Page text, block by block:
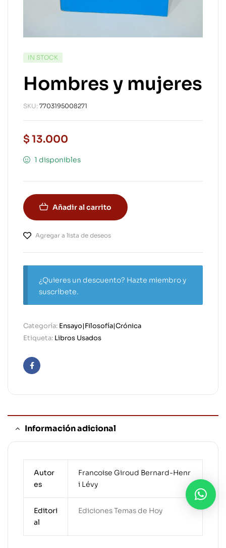
IN STOCK
Hombres y mujeres
SKU: 7703195008271
$13.000
1 disponibles
Añadir al carrito
Agregar a lista de deseos
¿Quieres un descuento? Hazte miembro y
suscríbete.
Categoría: Ensayo|Filosofía|Crónica
Etiqueta: Libros Usados
Facebook
Información adicional
Autor
es
Francoise Giroud Bernard-Henr
i Lévy
Editori
al
Ediciones Temas de Hoy